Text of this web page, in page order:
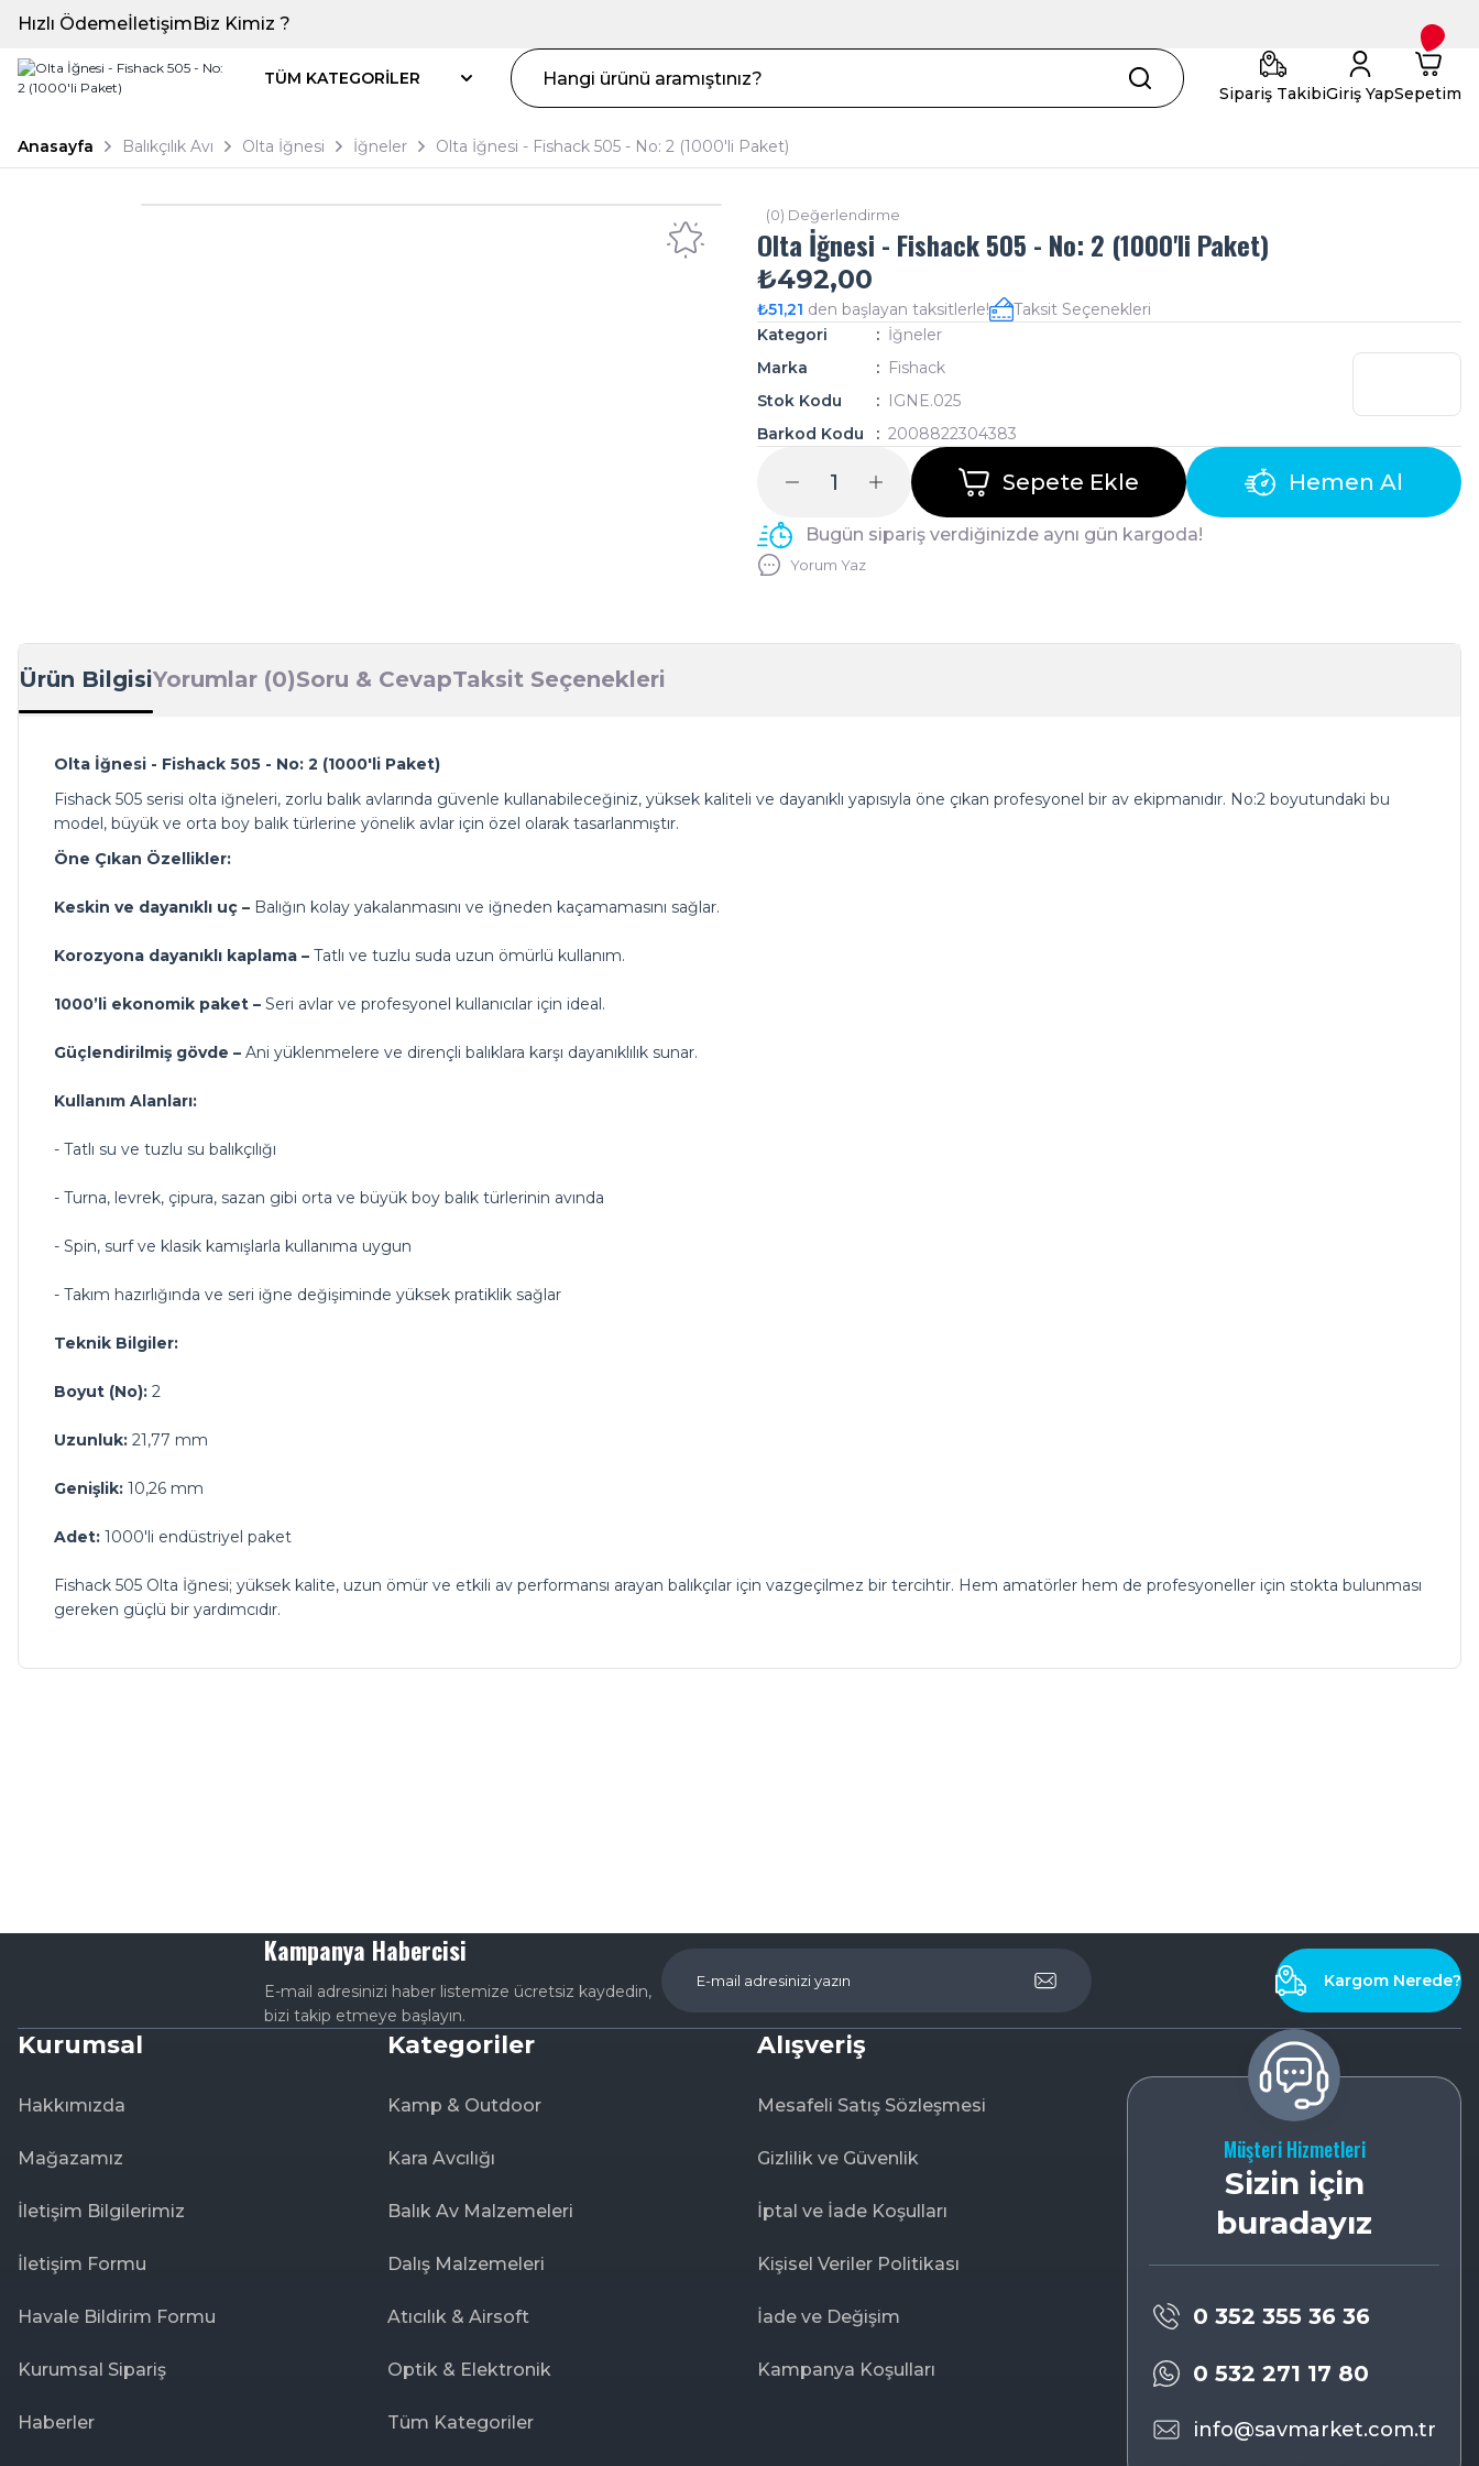
Hızlı ÖdemeİletişimBiz Kimiz ?
TÜM KATEGORİLER
Sipariş TakibiGiriş YapSepetim
Anasayfa Balıkçılık Avı Olta İğnesi İğneler Olta İğnesi - Fishack 505 - No: 2 (1000'li Paket)
(0) Değerlendirme
Olta İğnesi - Fishack 505 - No: 2 (1000'li Paket)
₺492,00
₺51,21 den başlayan taksitlerle!
Taksit Seçenekleri
Kategori
İğneler
Marka
Fishack
Stok Kodu
IGNE.025
Barkod Kodu
2008822304383
Sepete Ekle Hemen Al
Bugün sipariş verdiğinizde aynı gün kargoda!
Yorum Yaz
Ürün BilgisiYorumlar (0)Soru & CevapTaksit Seçenekleri
Olta İğnesi - Fishack 505 - No: 2 (1000'li Paket)
Fishack 505 serisi olta iğneleri, zorlu balık avlarında güvenle kullanabileceğiniz, yüksek kaliteli ve dayanıklı yapısıyla öne çıkan profesyonel bir av ekipmanıdır. No:2 boyutundaki bu
model, büyük ve orta boy balık türlerine yönelik avlar için özel olarak tasarlanmıştır.
Öne Çıkan Özellikler:
Keskin ve dayanıklı uç – Balığın kolay yakalanmasını ve iğneden kaçamamasını sağlar.
Korozyona dayanıklı kaplama – Tatlı ve tuzlu suda uzun ömürlü kullanım.
1000’li ekonomik paket – Seri avlar ve profesyonel kullanıcılar için ideal.
Güçlendirilmiş gövde – Ani yüklenmelere ve dirençli balıklara karşı dayanıklılık sunar.
Kullanım Alanları:
- Tatlı su ve tuzlu su balıkçılığı
- Turna, levrek, çipura, sazan gibi orta ve büyük boy balık türlerinin avında
- Spin, surf ve klasik kamışlarla kullanıma uygun
- Takım hazırlığında ve seri iğne değişiminde yüksek pratiklik sağlar
Teknik Bilgiler:
Boyut (No): 2
Uzunluk: 21,77 mm
Genişlik: 10,26 mm
Adet: 1000'li endüstriyel paket
Fishack 505 Olta İğnesi; yüksek kalite, uzun ömür ve etkili av performansı arayan balıkçılar için vazgeçilmez bir tercihtir. Hem amatörler hem de profesyoneller için stokta bulunması
gereken güçlü bir yardımcıdır.
Kampanya Habercisi
E-mail adresinizi haber listemize ücretsiz kaydedin,
bizi takip etmeye başlayın.
Kargom Nerede?
Kurumsal
Hakkımızda
Mağazamız
İletişim Bilgilerimiz
İletişim Formu
Havale Bildirim Formu
Kurumsal Sipariş
Haberler
Kategoriler
Kamp & Outdoor
Kara Avcılığı
Balık Av Malzemeleri
Dalış Malzemeleri
Atıcılık & Airsoft
Optik & Elektronik
Tüm Kategoriler
Alışveriş
Mesafeli Satış Sözleşmesi
Gizlilik ve Güvenlik
İptal ve İade Koşulları
Kişisel Veriler Politikası
İade ve Değişim
Kampanya Koşulları
Müşteri Hizmetleri
Sizin için
buradayız
0 352 355 36 36
0 532 271 17 80
info@savmarket.com.tr